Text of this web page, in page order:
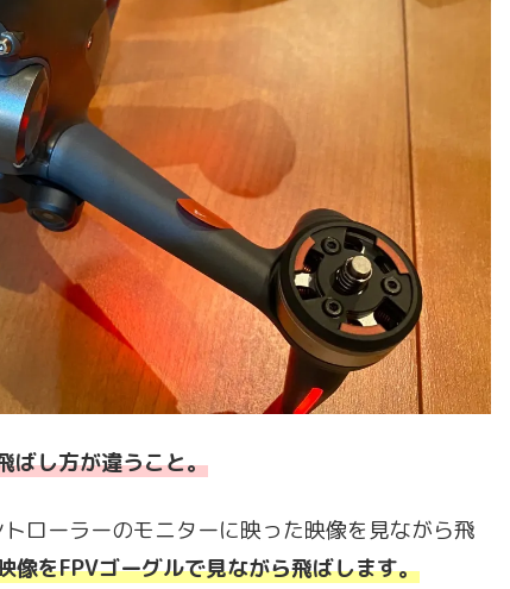
ばし方が違うこと。
ローラーのモニターに映った映像を見ながら飛
像をFPVゴーグルで見ながら飛ばします。